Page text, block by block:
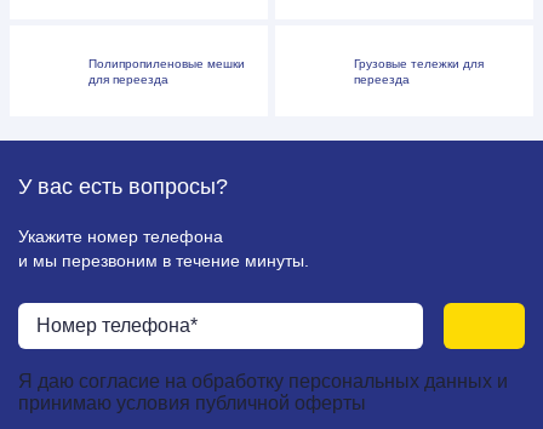
Полипропиленовые мешки
для переезда
Грузовые тележки для
переезда
У вас есть вопросы?
Укажите номер телефона
и мы перезвоним в течение минуты.
Я даю согласие на обработку персональных данных и
принимаю условия публичной оферты